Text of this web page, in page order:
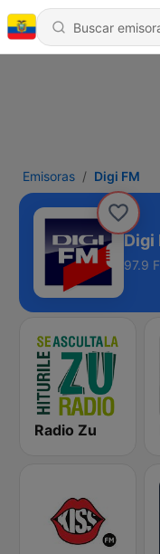
Emisoras Digi FM
Digi
97.9
Radio Zu